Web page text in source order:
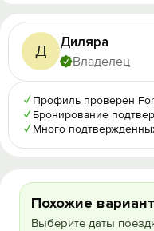
Д Диляра
Владелец
✓ Профиль проверен
✓ Бронирование
✓ Много
Похожие
Выберите даты